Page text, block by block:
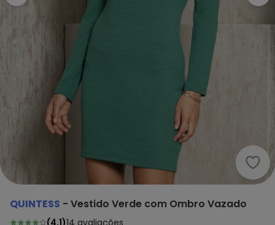
QUINTESS - Vestido Verde com Ombro Vazado